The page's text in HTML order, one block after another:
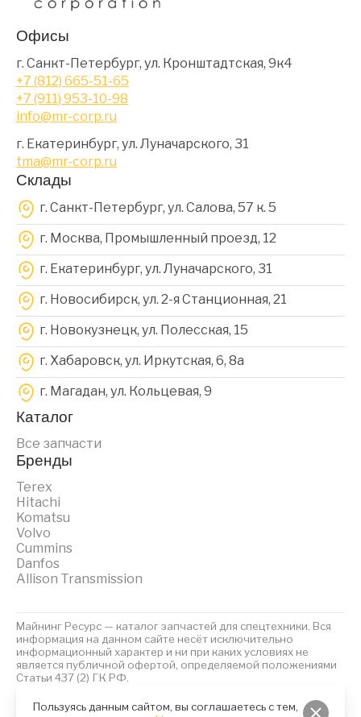
Пользуясь данным сайтом, вы соглашаетесь с тем,
Офисы
г. Санкт-Петербург, ул. Кронштадтская, 9к4
+7 (812) 665-51-65
+7 (911) 953-10-98
info@mr-corp.ru
г. Екатеринбург, ул. Луначарского, 31
tma@mr-corp.ru
Склады
г. Санкт-Петербург, ул. Салова, 57 к. 5
г. Москва, Промышленный проезд, 12
г. Екатеринбург, ул. Луначарского, 31
г. Новосибирск, ул. 2-я Станционная, 21
г. Новокузнецк, ул. Полесская, 15
г. Хабаровск, ул. Иркутская, 6, 8a
г. Магадан, ул. Кольцевая, 9
Каталог
Все запчасти
Бренды
Terex
Hitachi
Komatsu
Volvo
Cummins
Danfos
Allison Transmission
Майнинг Ресурс — каталог запчастей для спецтехники. Вся
информация на данном сайте несёт исключительно
информационный характер и ни при каких условиях не
является публичной офертой, определяемой положениями
Статьи 437 (2) ГК РФ.
Политика обработки персональных данныхФайлы Cookies